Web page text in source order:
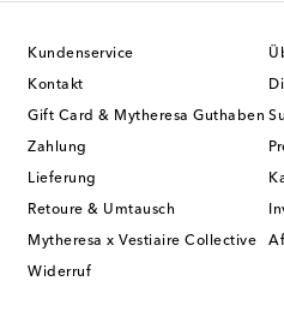
Kundenservice
Kontakt
Gift Card & Mytheresa Guthaben
Zahlung
Lieferung
Retoure & Umtausch
Mytheresa x Vestiaire Collective
Widerruf